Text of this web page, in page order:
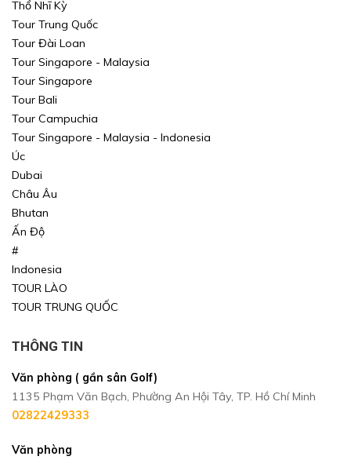
Thổ Nhĩ Kỳ
Tour Trung Quốc
Tour Đài Loan
Tour Singapore - Malaysia
Tour Singapore
Tour Bali
Tour Campuchia
Tour Singapore - Malaysia - Indonesia
Úc
Dubai
Châu Âu
Bhutan
Ấn Độ
#
Indonesia
TOUR LÀO
TOUR TRUNG QUỐC
THÔNG TIN
Văn phòng ( gần sân Golf)
1135 Phạm Văn Bạch, Phường An Hội Tây, TP. Hồ Chí Minh
02822429333
Văn phòng